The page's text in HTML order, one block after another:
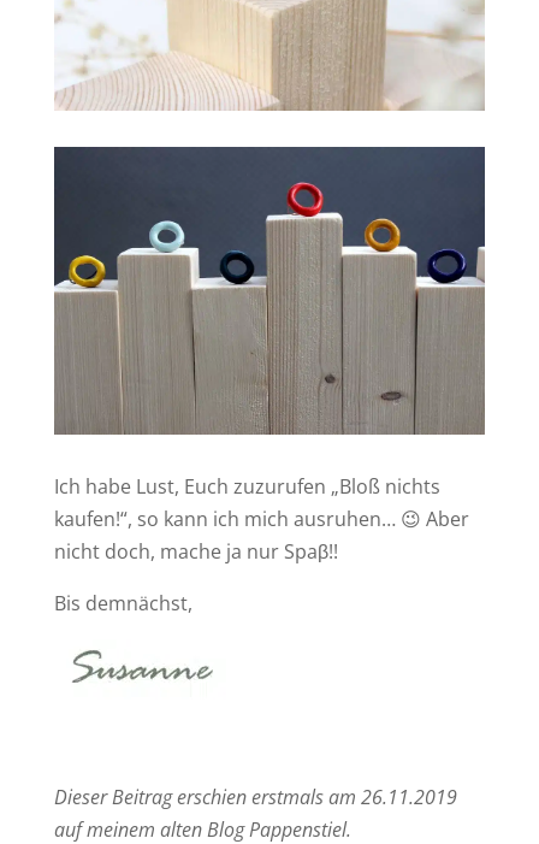
Ich habe Lust, Euch zuzurufen „Bloß nichts
kaufen!“, so kann ich mich ausruhen… 😉 Aber
nicht doch, mache ja nur Spaβ!!
Bis demnächst,
Dieser Beitrag erschien erstmals am 26.11.2019
auf meinem alten Blog Pappenstiel.